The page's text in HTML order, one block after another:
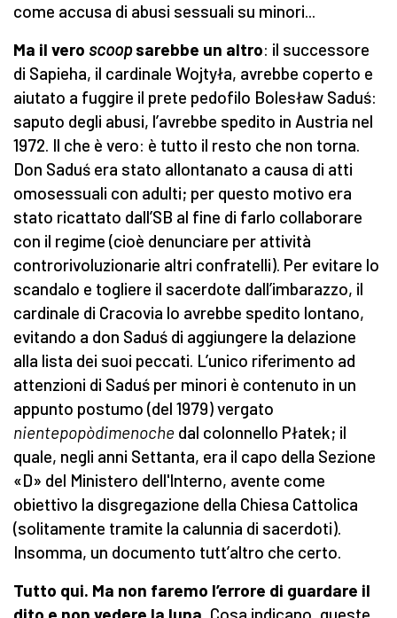
come accusa di abusi sessuali su minori...
Ma il vero scoopsarebbe un altro: il successore
di Sapieha, il cardinale Wojtyła, avrebbe coperto e
aiutato a fuggire il prete pedofilo Bolesław Saduś:
saputo degli abusi, l’avrebbe spedito in Austria nel
1972. Il che è vero: è tutto il resto che non torna.
Don Saduś era stato allontanato a causa di atti
omosessuali con adulti; per questo motivo era
stato ricattato dall’SB al fine di farlo collaborare
con il regime (cioè denunciare per attività
controrivoluzionarie altri confratelli). Per evitare lo
scandalo e togliere il sacerdote dall’imbarazzo, il
cardinale di Cracovia lo avrebbe spedito lontano,
evitando a don Saduś di aggiungere la delazione
alla lista dei suoi peccati. L’unico riferimento ad
attenzioni di Saduś per minori è contenuto in un
appunto postumo (del 1979) vergato
nientepopòdimenoche dal colonnello Płatek; il
quale, negli anni Settanta, era il capo della Sezione
«D» del Ministero dell'Interno, avente come
obiettivo la disgregazione della Chiesa Cattolica
(solitamente tramite la calunnia di sacerdoti).
Insomma, un documento tutt’altro che certo.
Tutto qui. Ma non faremo l’errore di guardare il